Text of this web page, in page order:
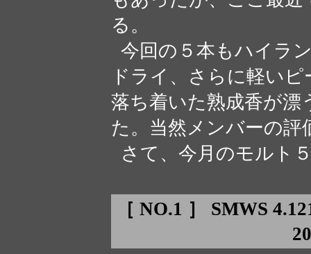
る。
今回の５本もハイラ
ドライ、さらに軽い
落ち着いた熟成香が漂
た。当然メンバーの
さて、今月のモルト
［ NO.1 ］ SMWS